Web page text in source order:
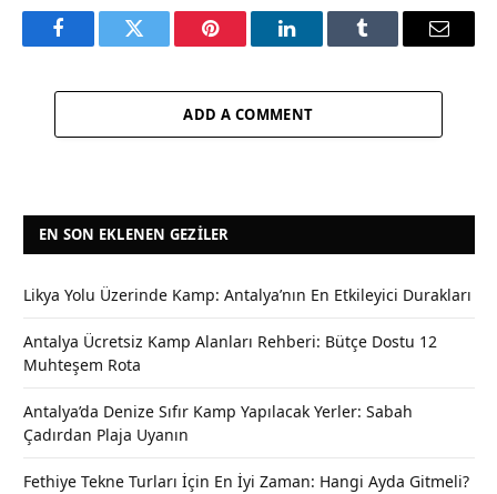
FacebookTwitter Pinterest LinkedInTumblr Email
ADD A COMMENT
EN SON EKLENEN GEZILER
Likya Yolu Üzerinde Kamp: Antalya’nın En Etkileyici Durakları
Antalya Ücretsiz Kamp Alanları Rehberi: Bütçe Dostu 12
Muhteşem Rota
Antalya’da Denize Sıfır Kamp Yapılacak Yerler: Sabah
Çadırdan Plaja Uyanın
Fethiye Tekne Turları İçin En İyi Zaman: Hangi Ayda Gitmeli?